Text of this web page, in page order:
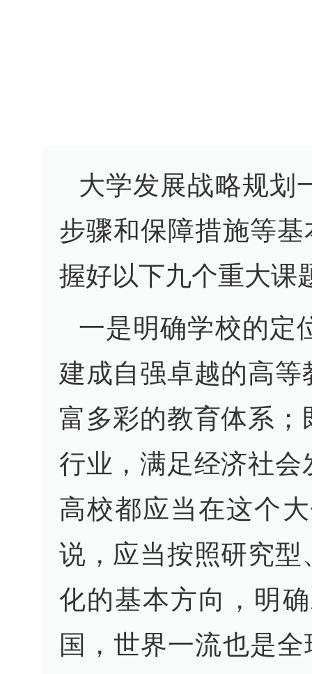
大学发展战略规划
步骤和保障措施等
握好以下九个重大课
一是明确学校的定
建成自强卓越的高
富多彩的教育体系
行业，满足经济社
高校都应当在这个
说，应当按照研究
化的基本方向，明
国，世界一流也是